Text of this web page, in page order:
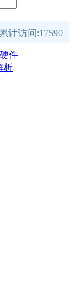
累计访问:17590
件
析